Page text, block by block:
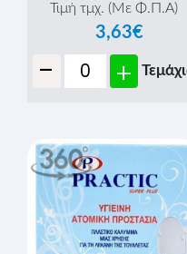
Τιμή τμχ. (Με Φ.Π.Α)
3,63€
- +